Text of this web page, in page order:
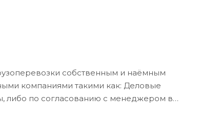
собственным и наёмным
компаниями такими как: Деловые
либо по согласованию с менеджером в